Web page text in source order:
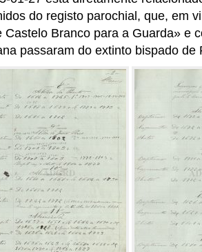
do registo parochial, que, em
Branco para a Guarda» e
passaram do extinto bispado de